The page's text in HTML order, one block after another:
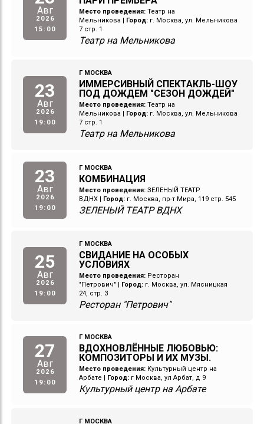
Авг
2026
15:00
Место проведения: Театр на
Мельникова
Город: г. Москва, ул. Мельникова
7 стр. 1
Театр на Мельникова
23
Авг
2026
19:00
Г МОСКВА
ИММЕРСИВНЫЙ СПЕКТАКЛЬ-ШОУ
ПОД ДОЖДЕМ "СЕЗОН ДОЖДЕЙ"
Место проведения: Театр на
Мельникова
Город: г. Москва, ул. Мельникова
7 стр. 1
Театр на Мельникова
23
Авг
2026
19:00
Г МОСКВА
КОМБИНАЦИЯ
Место проведения: ЗЕЛЕНЫЙ ТЕАТР
ВДНХ | Город: г. Москва, пр-т Мира, 119 стр. 545
ЗЕЛЕНЫЙ ТЕАТР ВДНХ
25
Авг
2026
19:00
Г МОСКВА
СВИДАНИЕ НА ОСОБЫХ
УСЛОВИЯХ
Место проведения: Ресторан
"Петрович"
Город: г. Москва, ул. Мясницкая
24, стр. 3
Ресторан "Петрович"
27
Авг
2026
19:00
Г МОСКВА
ВДОХНОВЛЁННЫЕ ЛЮБОВЬЮ:
КОМПОЗИТОРЫ И ИХ МУЗЫ.
Место проведения: Культурный центр на
Арбате
Город: г Москва, ул Арбат, д 9
Культурный центр на Арбате
Г МОСКВА